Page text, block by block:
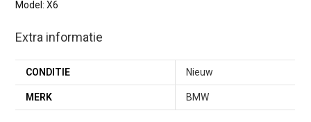
Model: X6
Extra informatie
CONDITIE Nieuw
MERK BMW